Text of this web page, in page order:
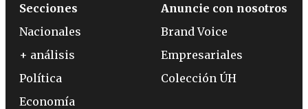
Secciones
Nacionales
+ análisis
Política
Economía
Anuncie con nosotros
Brand Voice
Empresariales
Colección ÚH